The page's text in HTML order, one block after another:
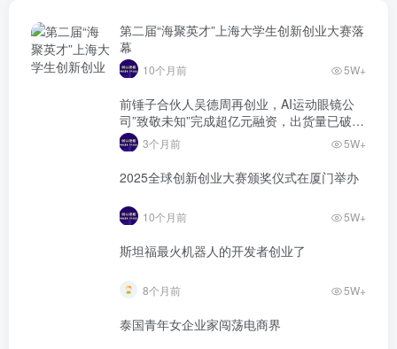
第二届“海聚英才”上海大学生创新创业大赛落
幕
10个月前 5W+
前锤子合伙人吴德周再创业，AI运动眼镜公
司”致敬未知”完成超亿元融资，出货量已破万
台
3个月前 5W+
2025全球创新创业大赛颁奖仪式在厦门举办
10个月前 5W+
斯坦福最火机器人的开发者创业了
8个月前 5W+
泰国青年女企业家闯荡电商界